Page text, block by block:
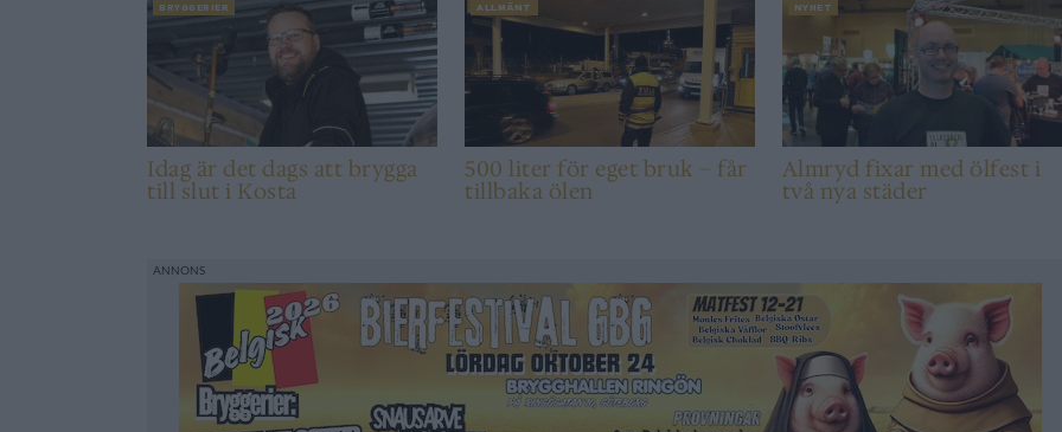
BRYGGERIER
Idag är det dags att brygga
till slut i Kosta
ALLMÄNT
500 liter för eget bruk – får
tillbaka ölen
NYHET
Almryd fixar med ölfest i
två nya städer